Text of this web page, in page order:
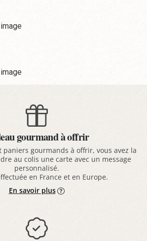
gourmand à offrir
paniers gourmands à offrir, vous avez la
au colis une carte avec un message
personnalisé.
en France et en Europe.
En savoir plus